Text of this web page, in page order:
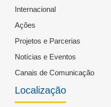
Internacional
Ações
Projetos e Parcerias
Notícias e Eventos
Canais de Comunicação
Localização